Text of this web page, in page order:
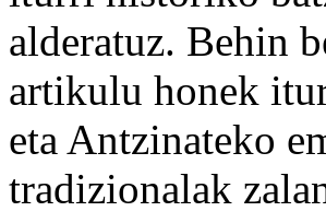
alderatuz. Behin
artikulu honek
eta Antzinateko
tradizionalak